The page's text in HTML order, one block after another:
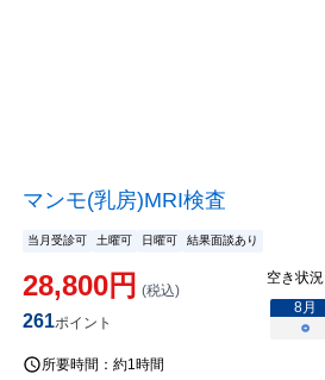
マンモ(乳房)MRI検査
当月受診可 土曜可 日曜可 結果面談あり
28,800円 (税込)
261ポイント
空き状況
8月
○
所要時間： 約1時間